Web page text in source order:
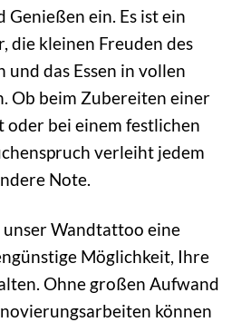
Genießen ein. Es ist ein
die kleinen Freuden des
und das Essen in vollen
Ob beim Zubereiten einer
oder bei einem festlichen
verleiht jedem
Note.
Wandtattoo eine
Möglichkeit, Ihre
Ohne großen Aufwand
können